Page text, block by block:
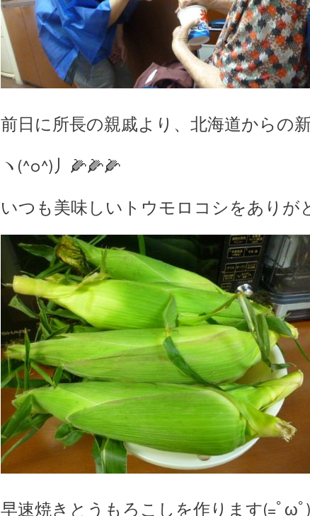
前日に所長の親戚より、北海道からの
ヽ(^o^)丿🌽🌽🌽
いつも美味しいトウモロコシをありが
早速焼きとうもろこしを作ります(=ﾟωﾟ